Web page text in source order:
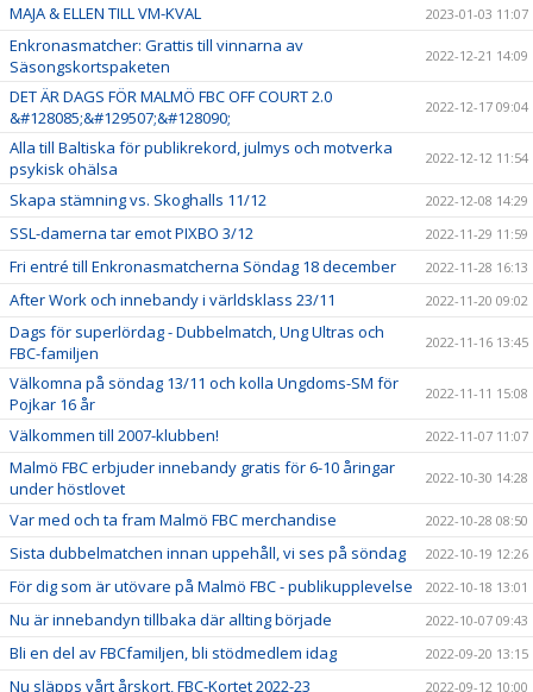
MAJA & ELLEN TILL VM-KVAL 2023-01-03 11:07
Enkronasmatcher: Grattis till vinnarna av
Säsongskortspaketen
2022-12-21 14:09
DET ÄR DAGS FÖR MALMÖ FBC OFF COURT 2.0
&#128085;&#129507;&#128090;
2022-12-17 09:04
Alla till Baltiska för publikrekord, julmys och motverka
psykisk ohälsa
2022-12-12 11:54
Skapa stämning vs. Skoghalls 11/12 2022-12-08 14:29
SSL-damerna tar emot PIXBO 3/12 2022-11-29 11:59
Fri entré till Enkronasmatcherna Söndag 18 december 2022-11-28 16:13
After Work och innebandy i världsklass 23/11 2022-11-20 09:02
Dags för superlördag - Dubbelmatch, Ung Ultras och
FBC-familjen
2022-11-16 13:45
Välkomna på söndag 13/11 och kolla Ungdoms-SM för
Pojkar 16 år
2022-11-11 15:08
Välkommen till 2007-klubben! 2022-11-07 11:07
Malmö FBC erbjuder innebandy gratis för 6-10 åringar
under höstlovet
2022-10-30 14:28
Var med och ta fram Malmö FBC merchandise 2022-10-28 08:50
Sista dubbelmatchen innan uppehåll, vi ses på söndag 2022-10-19 12:26
För dig som är utövare på Malmö FBC - publikupplevelse 2022-10-18 13:01
Nu är innebandyn tillbaka där allting började 2022-10-07 09:43
Bli en del av FBCfamiljen, bli stödmedlem idag 2022-09-20 13:15
Nu släpps vårt årskort, FBC-Kortet 2022-23 2022-09-12 10:00